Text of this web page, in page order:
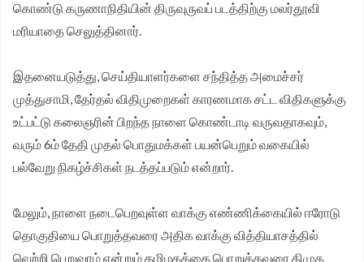
முதலமைச்சர் தீர்க்கமாக வலியுறுத்த தமிழக விவசாயிகள்
கொண்டு கருணாநிதியின் திருவுருவப் படத்திற்கு மலர்தூவி
மரியாதை செலுத்தினார்.
இதனையடுத்து, செய்தியாளர்களை சந்தித்த அமைச்சர்
முத்துசாமி, தேர்தல் விதிமுறைகள் காரணமாக சட்ட விதிகளுக்கு
உட்பட்டு கலைஞரின் பிறந்த நாளை கொண்டாடி வருவதாகவும்,
வரும் 6ம் தேதி முதல் பொதுமக்கள் பயன்பெறும் வகையில்
பல்வேறு நிகழ்ச்சிகள் நடத்தப்படும் என்றார்.
மேலும், நாளை நடைபெறவுள்ள வாக்கு எண்ணிக்கையில் ஈரோடு
தொகுதியை பொறுத்தவரை அதிக வாக்கு வித்தியாசத்தில்
வெற்றி பெறுவாம் என்றும் தமிழகத்தை பொறுத்தவரை திமுக